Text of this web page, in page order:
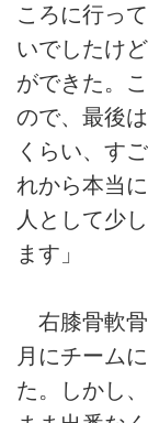
ころに行っ
いでしたけ
ができた。
ので、最後
くらい、す
れから本当
人として少
ます」
右膝骨軟骨
月にチーム
た。しかし